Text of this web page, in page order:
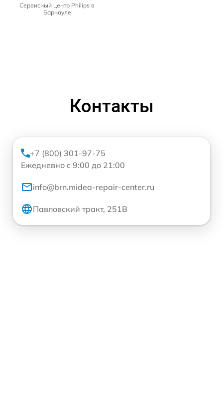
Сервисный центр Philips в
Барнауле
Контакты
+7 (800) 301-97-75
Ежедневно с 9:00 до 21:00
info@brn.midea-repair-center.ru
Павловский тракт, 251В